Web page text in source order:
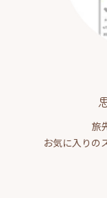
旅
お気に入りの